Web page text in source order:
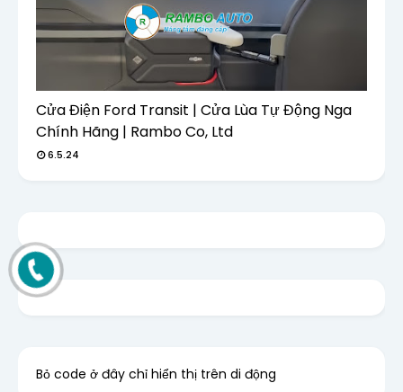
Cửa Điện Ford Transit | Cửa Lùa Tự Động Nga
Chính Hãng | Rambo Co, Ltd
6.5.24
Bỏ code ở đây chỉ hiển thị trên di động